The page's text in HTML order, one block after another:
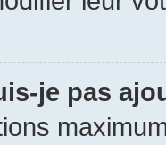
je pas